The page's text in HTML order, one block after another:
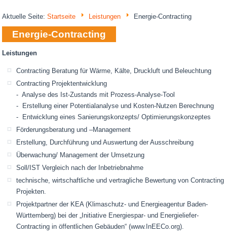
Aktuelle Seite:Startseite Leistungen Energie-Contracting
Energie-Contracting
Leistungen
Contracting Beratung für Wärme, Kälte, Druckluft und Beleuchtung
Contracting Projektentwicklung
- Analyse des Ist-Zustands mit Prozess-Analyse-Tool
- Erstellung einer Potentialanalyse und Kosten-Nutzen Berechnung
- Entwicklung eines Sanierungskonzepts/ Optimierungskonzeptes
Förderungsberatung und –Management
Erstellung, Durchführung und Auswertung der Ausschreibung
Überwachung/ Management der Umsetzung
Soll/IST Vergleich nach der Inbetriebnahme
technische, wirtschaftliche und vertragliche Bewertung von Contracting
Projekten.
Projektpartner der KEA (Klimaschutz- und Energieagentur Baden-
Württemberg) bei der „Initiative Energiespar- und Energieliefer-
Contracting in öffentlichen Gebäuden“ (www.InEECo.org).